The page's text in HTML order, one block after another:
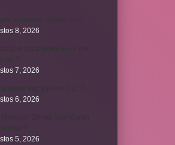
8, 2026
7, 2026
6, 2026
5, 2026